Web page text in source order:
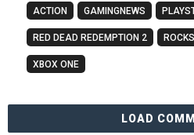
ACTION GAMINGNEWS
RED DEAD REDEMPTION 2
XBOX ONE
LOAD